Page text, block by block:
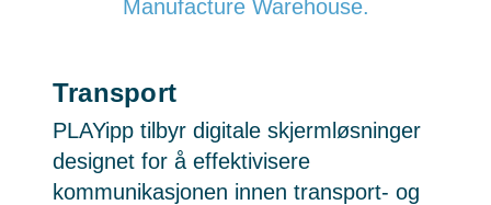
Transport
PLAYipp tilbyr digitale skjermløsninger
designet for å effektivisere
kommunikasjonen innen transport- og